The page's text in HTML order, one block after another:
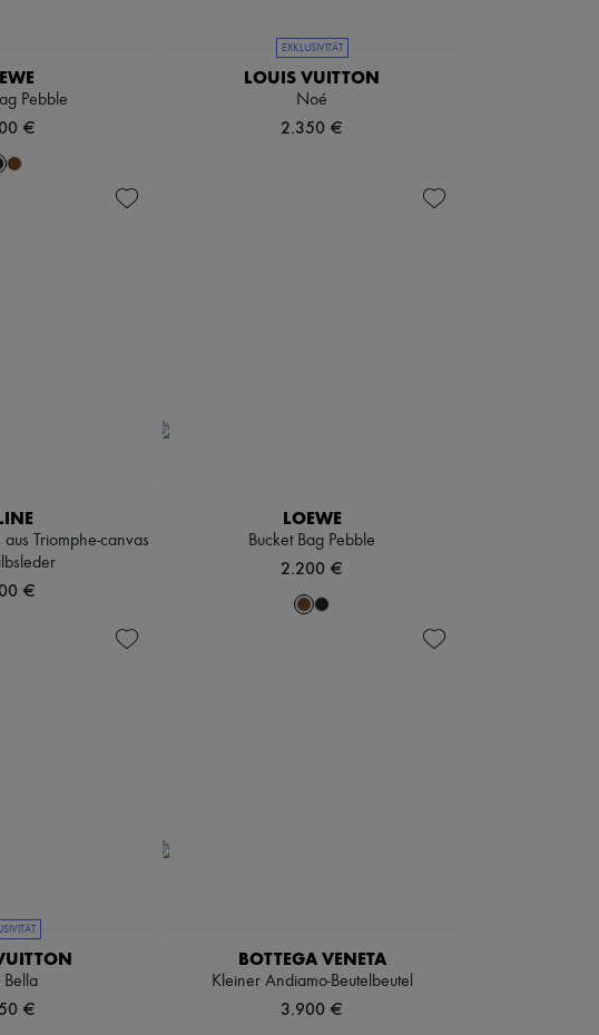
Pebble
€
EXKLUSIVITÄT
LOUIS VUITTON
Noé
2.350 €
Triomphe-canvas
€
LOEWE
Bucket Bag Pebble
2.200 €
Bella
€
BOTTEGA VENETA
Kleiner Andiamo-Beutelbeutel
3.900 €